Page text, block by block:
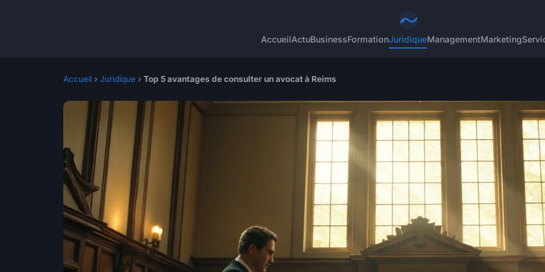
AccueilActuBusinessFormationJuridiqueManagementMarketing
Accueil › Juridique › Top 5 avantages de consulter un avocat à Reims